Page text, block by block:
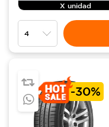
X unidad
-30%